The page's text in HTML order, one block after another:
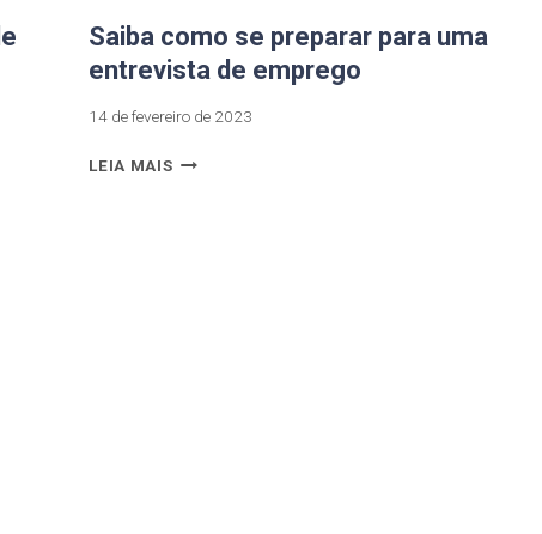
Saiba como se preparar para uma
entrevista de emprego
14 de fevereiro de 2023
LEIA MAIS